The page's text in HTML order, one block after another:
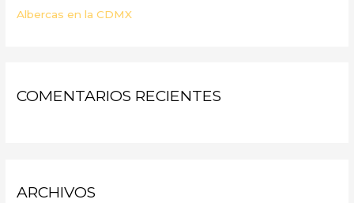
Albercas en la CDMX
COMENTARIOS RECIENTES
ARCHIVOS